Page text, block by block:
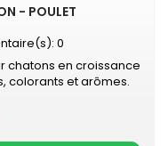
- POULET
0
chatons en croissance
colorants et arômes.